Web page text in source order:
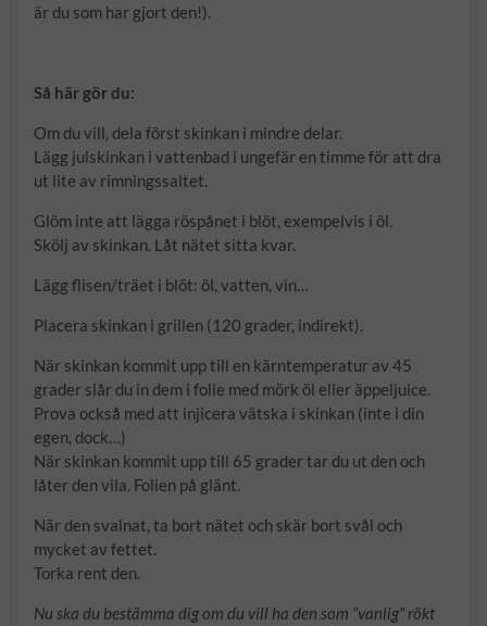
är du som har gjort den!).
Så här gör du:
Om du vill, dela först skinkan i mindre delar.
Lägg julskinkan i vattenbad i ungefär en timme för att dra
ut lite av rimningssaltet.
Glöm inte att lägga röspånet i blöt, exempelvis i öl.
Skölj av skinkan. Låt nätet sitta kvar.
Lägg flisen/träet i blöt: öl, vatten, vin…
Placera skinkan i grillen (120 grader, indirekt).
När skinkan kommit upp till en kärntemperatur av 45
grader slår du in dem i folie med mörk öl eller äppeljuice.
Prova också med att injicera vätska i skinkan (inte i din
egen, dock…)
När skinkan kommit upp till 65 grader tar du ut den och
låter den vila. Folien på glänt.
När den svalnat, ta bort nätet och skär bort svål och
mycket av fettet.
Torka rent den.
Nu ska du bestämma dig om du vill ha den som ”vanlig” rökt